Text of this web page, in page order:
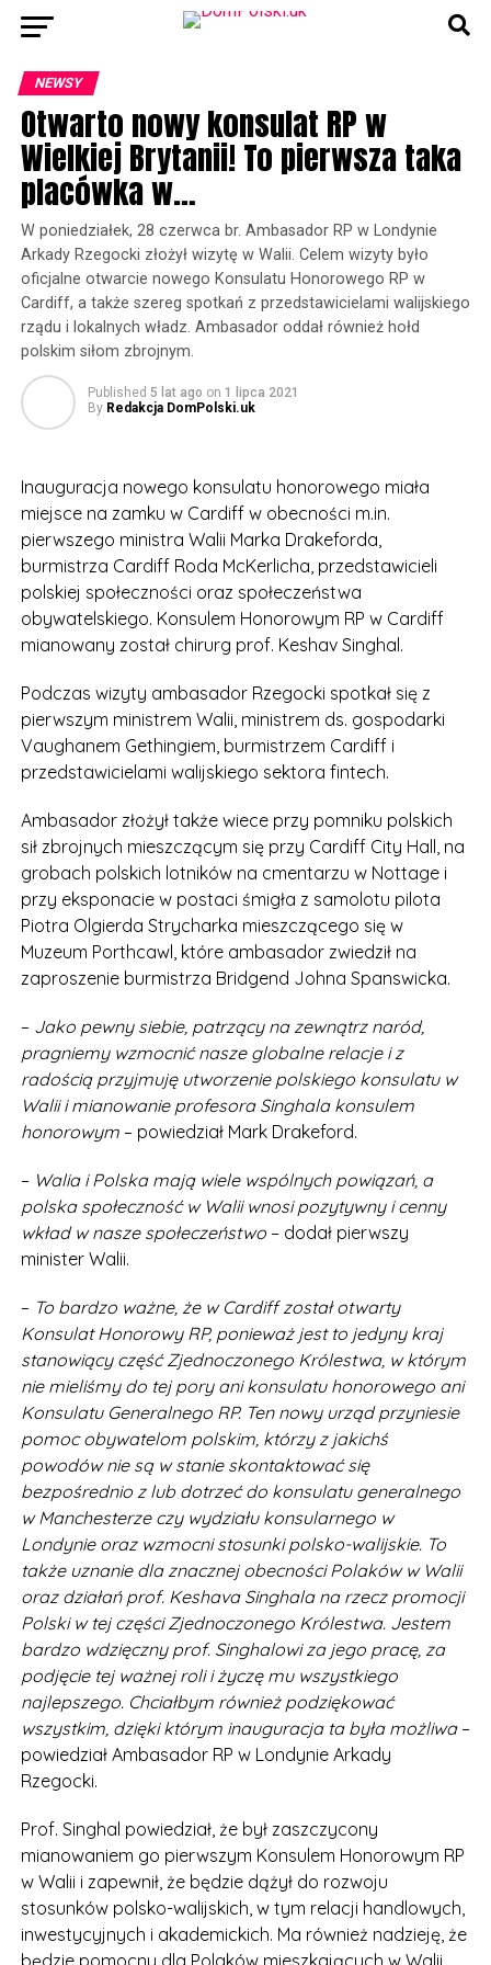
NEWSY
Otwarto nowy konsulat RP w
Wielkiej Brytanii! To pierwsza taka
placówka w…
W poniedziałek, 28 czerwca br. Ambasador RP w Londynie
Arkady Rzegocki złożył wizytę w Walii. Celem wizyty było
oficjalne otwarcie nowego Konsulatu Honorowego RP w
Cardiff, a także szereg spotkań z przedstawicielami walijskiego
rządu i lokalnych władz. Ambasador oddał również hołd
polskim siłom zbrojnym.
Published 5 lat ago on 1 lipca 2021
By Redakcja DomPolski.uk
Inauguracja nowego konsulatu honorowego miała
miejsce na zamku w Cardiff w obecności m.in.
pierwszego ministra Walii Marka Drakeforda,
burmistrza Cardiff Roda McKerlicha, przedstawicieli
polskiej społeczności oraz społeczeństwa
obywatelskiego. Konsulem Honorowym RP w Cardiff
mianowany został chirurg prof. Keshav Singhal.
Podczas wizyty ambasador Rzegocki spotkał się z
pierwszym ministrem Walii, ministrem ds. gospodarki
Vaughanem Gethingiem, burmistrzem Cardiff i
przedstawicielami walijskiego sektora fintech.
Ambasador złożył także wiece przy pomniku polskich
sił zbrojnych mieszczącym się przy Cardiff City Hall, na
grobach polskich lotników na cmentarzu w Nottage i
przy eksponacie w postaci śmigła z samolotu pilota
Piotra Olgierda Strycharka mieszczącego się w
Muzeum Porthcawl, które ambasador zwiedził na
zaproszenie burmistrza Bridgend Johna Spanswicka.
– Jako pewny siebie, patrzący na zewnątrz naród,
pragniemy wzmocnić nasze globalne relacje i z
radością przyjmuję utworzenie polskiego konsulatu w
Walii i mianowanie profesora Singhala konsulem
honorowym– powiedział Mark Drakeford.
– Walia i Polska mają wiele wspólnych powiązań, a
polska społeczność w Walii wnosi pozytywny i cenny
wkład w nasze społeczeństwo– dodał pierwszy
minister Walii.
– To bardzo ważne, że w Cardiff został otwarty
Konsulat Honorowy RP, ponieważ jest to jedyny kraj
stanowiący część Zjednoczonego Królestwa, w którym
nie mieliśmy do tej pory ani konsulatu honorowego ani
Konsulatu Generalnego RP. Ten nowy urząd przyniesie
pomoc obywatelom polskim, którzy z jakichś
powodów nie są w stanie skontaktować się
bezpośrednio z lub dotrzeć do konsulatu generalnego
w Manchesterze czy wydziału konsularnego w
Londynie oraz wzmocni stosunki polsko-walijskie. To
także uznanie dla znacznej obecności Polaków w Walii
oraz działań prof. Keshava Singhala na rzecz promocji
Polski w tej części Zjednoczonego Królestwa. Jestem
bardzo wdzięczny prof. Singhalowi za jego pracę, za
podjęcie tej ważnej roli i życzę mu wszystkiego
najlepszego. Chciałbym również podziękować
wszystkim, dzięki którym inauguracja ta była możliwa–
powiedział Ambasador RP w Londynie Arkady
Rzegocki.
Prof. Singhal powiedział, że był zaszczycony
mianowaniem go pierwszym Konsulem Honorowym RP
w Walii i zapewnił, że będzie dążył do rozwoju
stosunków polsko-walijskich, w tym relacji handlowych,
inwestycyjnych i akademickich. Ma również nadzieję, że
będzie pomocny dla Polaków mieszkających w Walii,